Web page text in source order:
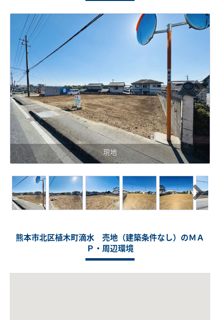
現地
Next
Next
熊本市北区植木町滴水 売地（建築条件なし）のＭＡ
Ｐ・周辺環境